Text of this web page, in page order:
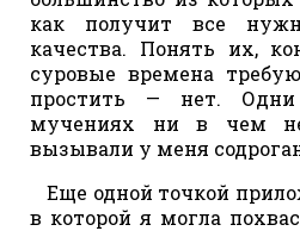
как получит все
качества. Понять их,
суровые времена
простить — нет.
мучениях ни в чем
вызывали у меня
Еще одной точкой
в которой я могла